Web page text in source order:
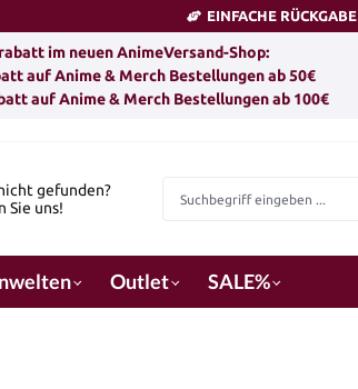
EINFACHE RÜCKGABE
im neuen AnimeVersand-Shop:
auf Anime & Merch Bestellungen ab 50€
auf Anime & Merch Bestellungen ab 100€
gefunden?
Sie uns!
Outlet SALE%